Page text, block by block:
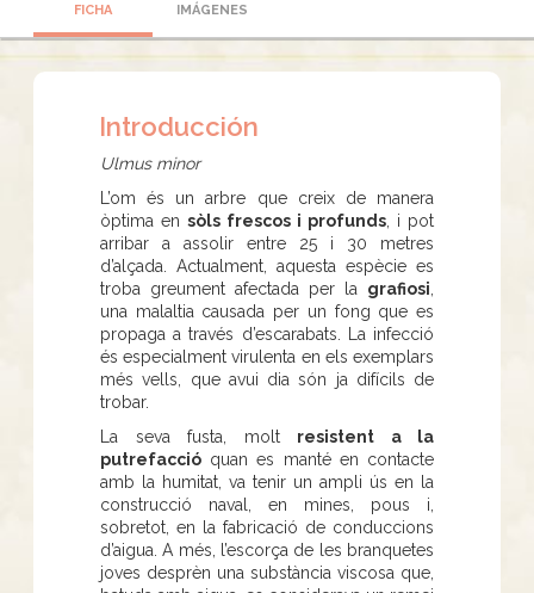
FICHA IMÁGENES
Introducción
Ulmus minor
L’om és un arbre que creix de manera
òptima en sòls frescos i profunds , i pot
arribar a assolir entre 25 i 30 metres
d’alçada. Actualment, aquesta espècie es
troba greument afectada per la grafiosi
una malaltia causada per un fong que es
propaga a través d’escarabats. La infecció
és especialment virulenta en els exemplars
més vells, que avui dia són ja difícils de
trobar.
La seva fusta, molt resistent a la
putrefacció quan es manté en contacte
amb la humitat, va tenir un ampli ús en la
construcció naval, en mines, pous i,
sobretot, en la fabricació de conduccions
d’aigua. A més, l’escorça de les branquetes
joves desprèn una substància viscosa que,